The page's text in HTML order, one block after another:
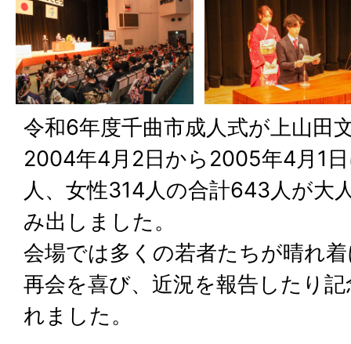
令和6年度千曲市成人式が上山田
2004年4月2日から2005年4月1
人、女性314人の合計643人が大
み出しました。
会場では多くの若者たちが晴れ
再会を喜び、近況を報告したり
れました。